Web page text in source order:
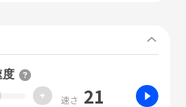
度
+ 速さ 21